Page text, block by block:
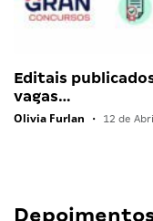
Editais
vagas…
Olivia Furlan • 12 de Abril